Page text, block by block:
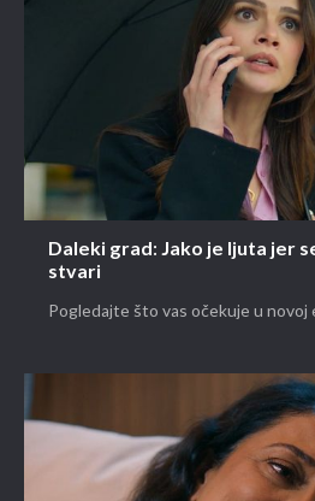
Daleki grad: Jako je ljuta jer
stvari
Pogledajte što vas očekuje u novoj